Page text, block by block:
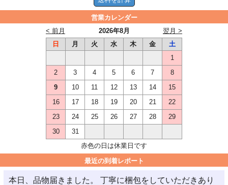
営業カレンダー
2026年8月
< 前月
翌月 >
日
月 火 水 木 金
土
1
2
3 4 5 6 7
8
9
10 11 12 13 14
15
16
17 18 19 20 21
22
23
24 25 26 27 28
29
30
31
赤色の日は休業日です
最近の到着レポート
本日、品物届きました。 丁寧に梱包をしていただきあり